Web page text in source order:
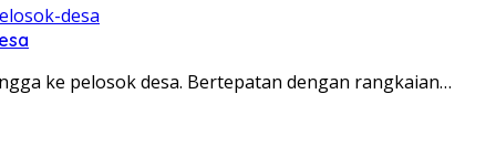
ke pelosok desa. Bertepatan dengan rangkaian…